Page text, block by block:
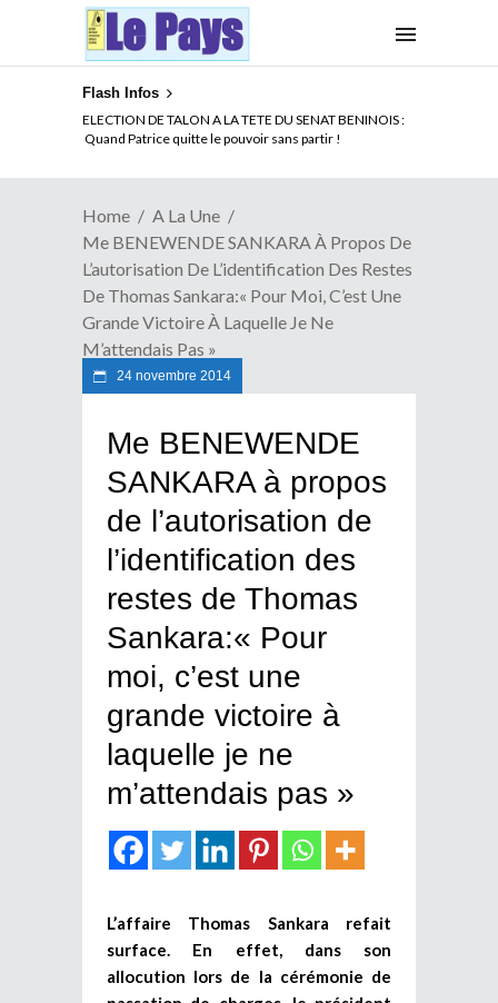
Flash Infos
ELECTION DE TALON A LA TETE DU SENAT BENINOIS :
Quand Patrice quitte le pouvoir sans partir !
Home
A La Une
Me BENEWENDE SANKARA À Propos De
L’autorisation De L’identification Des Restes
De Thomas Sankara:« Pour Moi, C’est Une
Grande Victoire À Laquelle Je Ne
M’attendais Pas »
24 novembre 2014
Me BENEWENDE
SANKARA à propos
de l’autorisation de
l’identification des
restes de Thomas
Sankara:« Pour
moi, c’est une
grande victoire à
laquelle je ne
m’attendais pas »
L’affaire Thomas Sankara refait
surface. En effet, dans son
allocution lors de la cérémonie de